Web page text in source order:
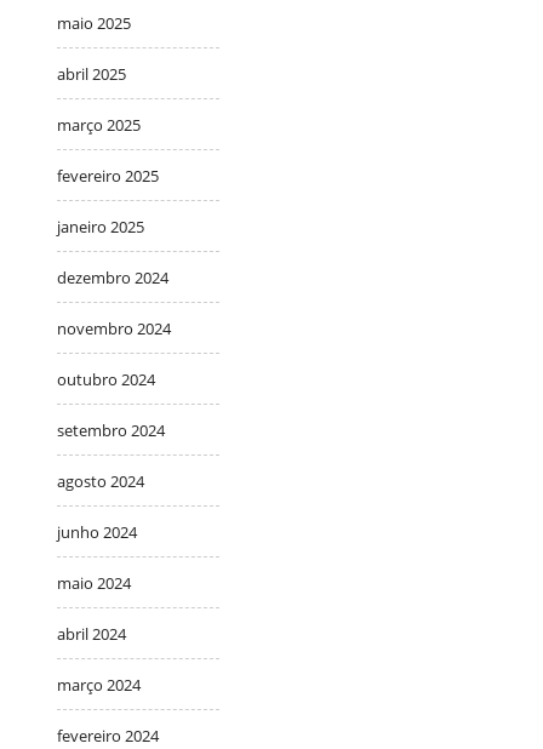
maio 2025
abril 2025
março 2025
fevereiro 2025
janeiro 2025
dezembro 2024
novembro 2024
outubro 2024
setembro 2024
agosto 2024
junho 2024
maio 2024
abril 2024
março 2024
fevereiro 2024